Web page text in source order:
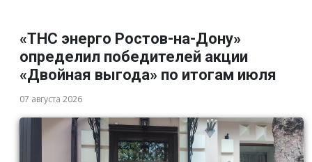
«ТНС энерго Ростов-на-Дону»
определил победителей акции
«Двойная выгода» по итогам июля
07 августа 2026